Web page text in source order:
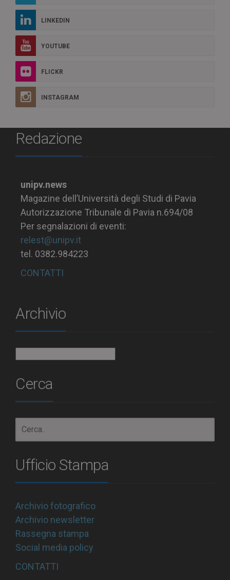
LINKEDIN
YOUTUBE
FLICKR
INSTAGRAM
Redazione
unipv.news
Magazine dell’Università degli Studi di Pavia
Autorizzazione Tribunale di Pavia n.694/08
Per segnalazioni di eventi:
relest@unipv.it
tel. 0382.984223
CONTATTI
Archivio
Cerca
Ufficio Stampa
Archivio fotografico
Archivio newsletter
Rassegna stampa
Social media policy
CONTATTI